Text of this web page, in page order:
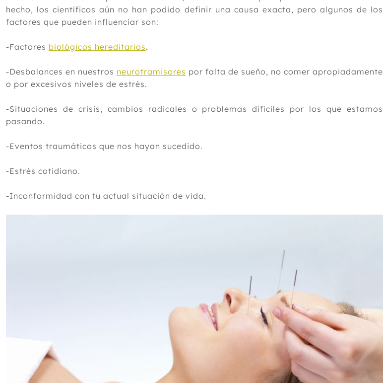
hecho, los científicos aún no han podido definir una causa exacta, pero algunos de los
factores que pueden influenciar son:
-Factores biológicos hereditarios.
-Desbalances en nuestros neurotramisores por falta de sueño, no comer apropiadamente
o por excesivos niveles de estrés.
-Situaciones de crisis, cambios radicales o problemas difíciles por los que estamos
pasando.
-Eventos traumáticos que nos hayan sucedido.
-Estrés cotidiano.
-Inconformidad con tu actual situación de vida.